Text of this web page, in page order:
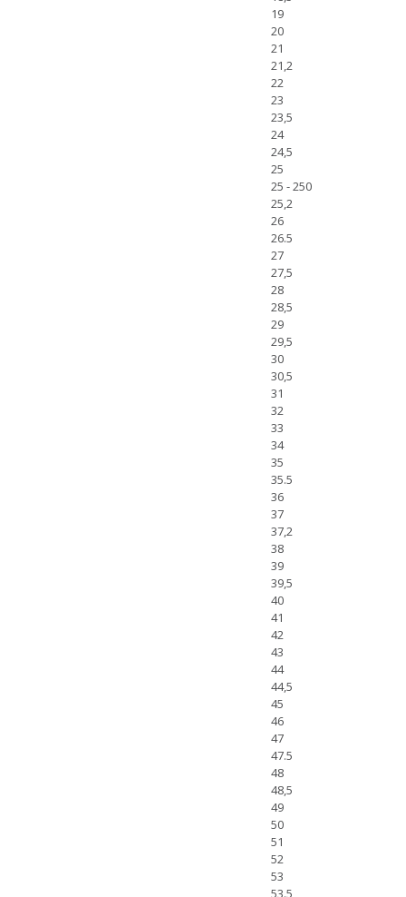
19
20
21
21,2
22
23
23,5
24
24,5
25
25 - 250
25,2
26
26.5
27
27,5
28
28,5
29
29,5
30
30,5
31
32
33
34
35
35.5
36
37
37,2
38
39
39,5
40
41
42
43
44
44,5
45
46
47
47.5
48
48,5
49
50
51
52
53
53.5